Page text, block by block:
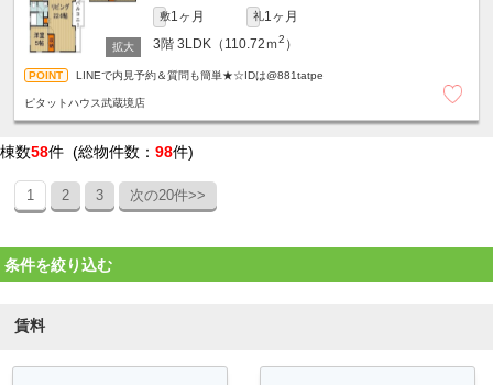
敷1ヶ月 礼1ヶ月
3階 3LDK（110.72ｍ2 ）
LINEで内見予約＆質問も簡単★☆IDは@881tatpe
ピタットハウス武蔵境店
棟数58件 (総物件数： 98件)
1 2 3 次の20件>>
条件を絞り込む
賃料